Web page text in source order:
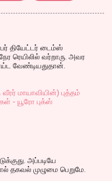
தியேட்டர் டைம்ஸ்
ரெயிலில் வர்றாரு. அவர
வேண்டியதுதான்.
வீரர் மாயாவியின்) புத்தம்
- யூரோ புக்ஸ்
அப்படியே
தகவல் முழுமை பெறுமே.